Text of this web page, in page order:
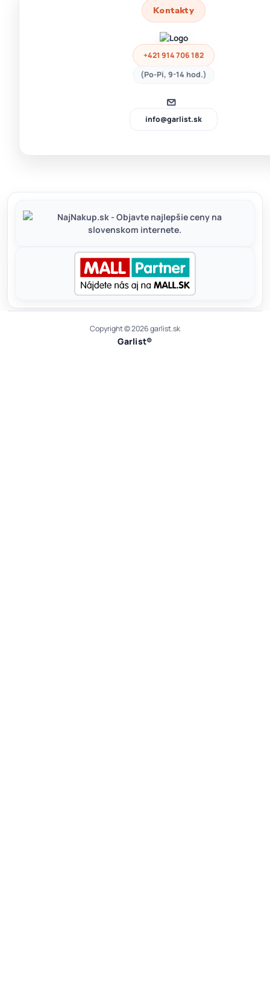
Kontakty
+421 914 706 182
(Po-Pi, 9-14 hod.)
info@garlist.sk
Copyright © 2026 garlist.sk